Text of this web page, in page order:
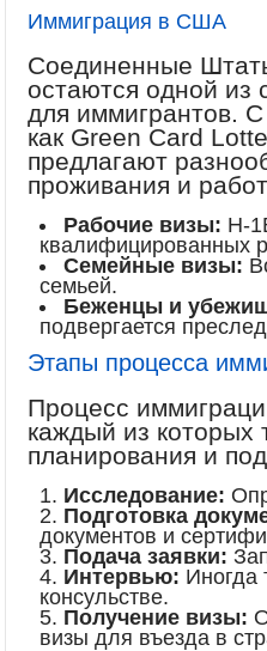
Иммиграция в США
Соединенные
остаются одной из
для иммигрантов.
как Green Card
предлагают
проживания и
Рабочие визы: H-
квалифицированных
Семейные визы:
семьей.
Беженцы и
подвергается
Этапы процесса
Процесс
каждый из которых
планирования и
Исследование:
Подготовка
документов и
Подача заявки:
Интервью: Иногда
консульстве.
Получение визы:
визы для въезда в